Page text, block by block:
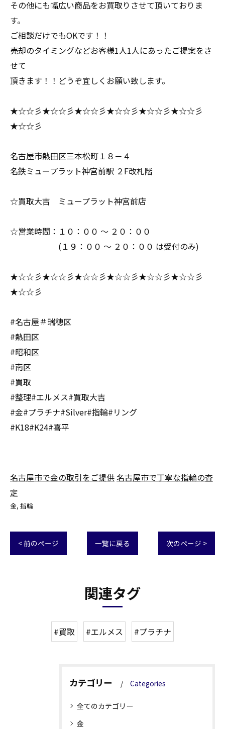
その他にも幅広い商品をお買取りさせて頂いておりま
す。
ご相談だけでもOKです！！
売却のタイミングなどお客様1人1人にあったご提案をさ
せて
頂きます！！どうぞ宜しくお願い致します。
★☆☆彡★☆☆彡★☆☆彡★☆☆彡★☆☆彡★☆☆彡
★☆☆彡
名古屋市熱田区三本松町１８－４
名鉄ミュープラット神宮前駅 ２F改札階
☆買取大吉 ミュープラット神宮前店
☆営業時間：１０：００ ～ ２０：００
(１９：００ ～ ２０：００ は受付のみ)
★☆☆彡★☆☆彡★☆☆彡★☆☆彡★☆☆彡★☆☆彡
★☆☆彡
#名古屋＃瑞穂区
#熱田区
#昭和区
#南区
#買取
#整理#エルメス#買取大吉
#金#プラチナ#Silver#指輪#リング
#K18#K24#喜平
名古屋市で金の取引をご提供 名古屋市で丁寧な指輪の査
定
金 指輪
< 前のページ 一覧に戻る 次のページ >
関連タグ
#買取 #エルメス #プラチナ
カテゴリー Categories
全てのカテゴリー
金